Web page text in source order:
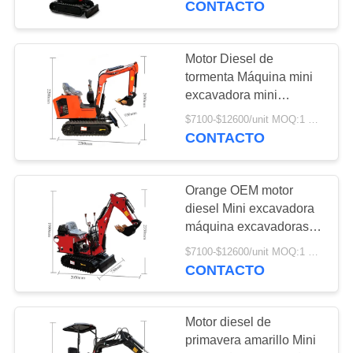
Motor del oscilación
del excavador
43
caja de cambios del
excavador
CONTACTO
Motor Diesel de
tormenta Máquina mini
excavadora mini
excavadora para granjas
bodega jardín agrícola
$7100-$12600/unit MOQ:1 Unidad
CONTACTO
Orange OEM motor
diesel Mini excavadora
máquina excavadoras
pequeñas excavadora
para granja bodega
CONTACTO
Motor diesel de
primavera amarillo Mini